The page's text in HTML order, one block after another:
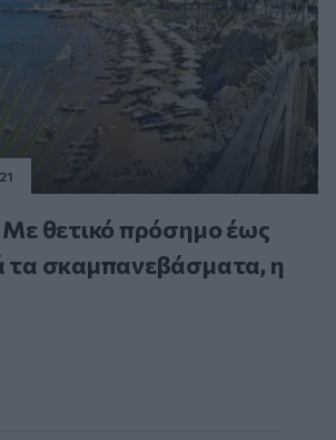
θετικό πρόσημο έως
σκαμπανεβάσματα, η